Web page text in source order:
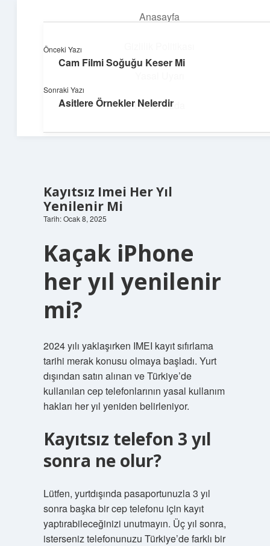
Anasayfa
Hakkımızda
Parlak Fikir Dünyası
Işıltılı önerilerle hayatını canlandır!
Kayıtsız Imei Her Yıl
Yenilenir Mi
Tarih: Ocak 8, 2025
Kaçak iPhone
her yıl yenilenir
mi?
2024 yılı yaklaşırken IMEI kayıt sıfırlama
tarihi merak konusu olmaya başladı. Yurt
dışından satın alınan ve Türkiye’de
kullanılan cep telefonlarının yasal kullanım
hakları her yıl yeniden belirleniyor.
Kayıtsız telefon 3 yıl
sonra ne olur?
Lütfen, yurtdışında pasaportunuzla 3 yıl
sonra başka bir cep telefonu için kayıt
yaptırabileceğinizi unutmayın. Üç yıl sonra,
isterseniz telefonunuzu Türkiye’de farklı bir
Önceki Yazı
Cam Filmi Soğuğu Keser Mi
Sonraki Yazı
Asitlere Örnekler Nelerdir